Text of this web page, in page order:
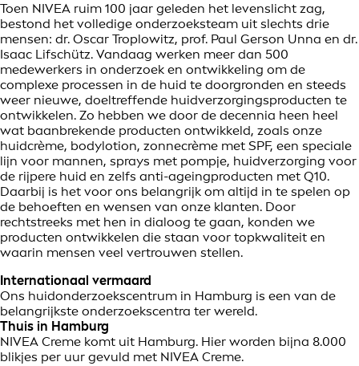
Toen NIVEA ruim 100 jaar geleden het levenslicht zag,
bestond het volledige onderzoeksteam uit slechts drie
mensen: dr. Oscar Troplowitz, prof. Paul Gerson Unna en dr.
Isaac Lifschütz. Vandaag werken meer dan 500
medewerkers in onderzoek en ontwikkeling om de
complexe processen in de huid te doorgronden en steeds
weer nieuwe, doeltreffende huidverzorgingsproducten te
ontwikkelen. Zo hebben we door de decennia heen heel
wat baanbrekende producten ontwikkeld, zoals onze
huidcrème, bodylotion, zonnecrème met SPF, een speciale
lijn voor mannen, sprays met pompje, huidverzorging voor
de rijpere huid en zelfs anti-ageingproducten met Q10.
Daarbij is het voor ons belangrijk om altijd in te spelen op
de behoeften en wensen van onze klanten. Door
rechtstreeks met hen in dialoog te gaan, konden we
producten ontwikkelen die staan voor topkwaliteit en
waarin mensen veel vertrouwen stellen.
Internationaal vermaard
Ons huidonderzoekscentrum in Hamburg is een van de
belangrijkste onderzoekscentra ter wereld.
Thuis in Hamburg
NIVEA Creme komt uit Hamburg. Hier worden bijna 8.000
blikjes per uur gevuld met NIVEA Creme.